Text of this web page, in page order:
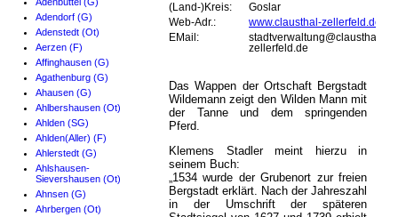
Adendorf (G)
Adenstedt (Ot)
Aerzen (F)
Affinghausen (G)
Agathenburg (G)
Ahausen (G)
Ahlbershausen (Ot)
Ahlden (SG)
Ahlden(Aller) (F)
Ahlerstedt (G)
Ahlshausen-
Sievershausen (Ot)
Ahnsen (G)
Ahrbergen (Ot)
(Land-)Kreis:
Goslar
Web-Adr.:
www.clausthal-zellerfeld.de
EMail:
stadtverwaltung@clausthal-
zellerfeld.de
Das Wappen der Ortschaft Bergstadt
Wildemann zeigt den Wilden Mann mit
der Tanne und dem springenden
Pferd.
Klemens Stadler meint hierzu in
seinem Buch:
„1534 wurde der Grubenort zur freien
Bergstadt erklärt. Nach der Jahreszahl
in der Umschrift der späteren